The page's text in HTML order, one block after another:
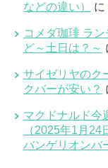
などの違い）
に
コメダ珈琲 ラ
ど～土日は？～
サイゼリヤのク
クバーが安い？
マクドナルド今
（2025年1月
バンゲリオンバ